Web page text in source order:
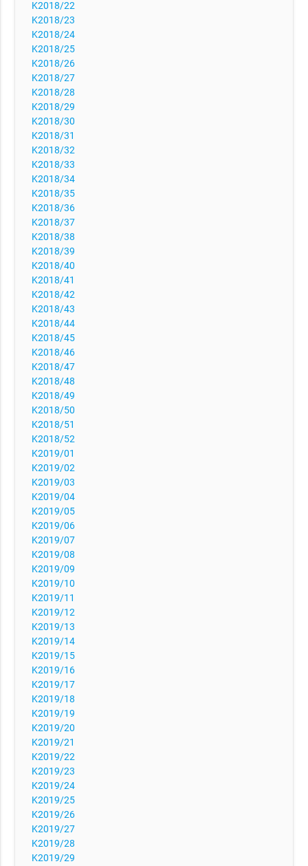
K2018/22
K2018/23
K2018/24
K2018/25
K2018/26
K2018/27
K2018/28
K2018/29
K2018/30
K2018/31
K2018/32
K2018/33
K2018/34
K2018/35
K2018/36
K2018/37
K2018/38
K2018/39
K2018/40
K2018/41
K2018/42
K2018/43
K2018/44
K2018/45
K2018/46
K2018/47
K2018/48
K2018/49
K2018/50
K2018/51
K2018/52
K2019/01
K2019/02
K2019/03
K2019/04
K2019/05
K2019/06
K2019/07
K2019/08
K2019/09
K2019/10
K2019/11
K2019/12
K2019/13
K2019/14
K2019/15
K2019/16
K2019/17
K2019/18
K2019/19
K2019/20
K2019/21
K2019/22
K2019/23
K2019/24
K2019/25
K2019/26
K2019/27
K2019/28
K2019/29